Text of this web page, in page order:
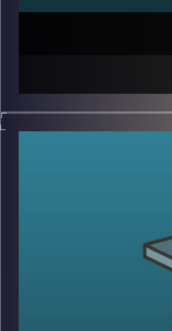
לאג'נדה
כלכלי?
של סדר היום
האם